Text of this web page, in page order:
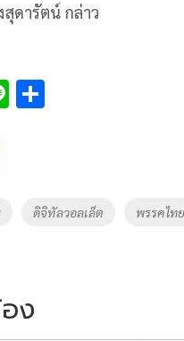
ดารัตน์ กล่าว
Li
ดิจิทัลวอลเล็ต พรรคไท
ง